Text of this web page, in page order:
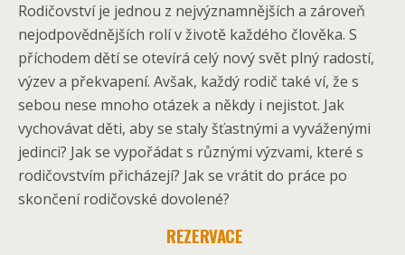
Rodičovství je jednou z nejvýznamnějších a zároveň
nejodpovědnějších rolí v životě každého člověka. S
příchodem dětí se otevírá celý nový svět plný radostí,
výzev a překvapení. Avšak, každý rodič také ví, že s
sebou nese mnoho otázek a někdy i nejistot. Jak
vychovávat děti, aby se staly šťastnými a vyváženými
jedinci? Jak se vypořádat s různými výzvami, které s
rodičovstvím přicházejí? Jak se vrátit do práce po
skončení rodičovské dovolené?
REZERVACE